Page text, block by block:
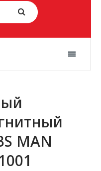
MAN